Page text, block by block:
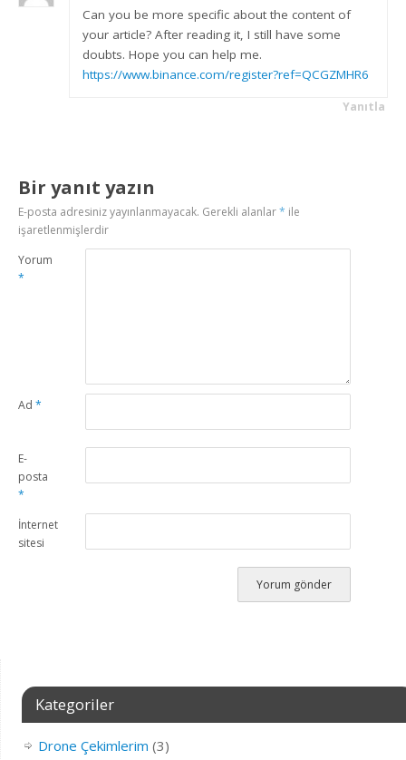
Can you be more specific about the content of
your article? After reading it, I still have some
doubts. Hope you can help me.
https://www.binance.com/register?ref=QCGZMHR6
Yanıtla
Bir yanıt yazın
E-posta adresiniz yayınlanmayacak. Gerekli alanlar* ile
işaretlenmişlerdir
Yorum
*
Ad*
E-
posta
*
İnternet
sitesi
Kategoriler
Drone Çekimlerim (3)